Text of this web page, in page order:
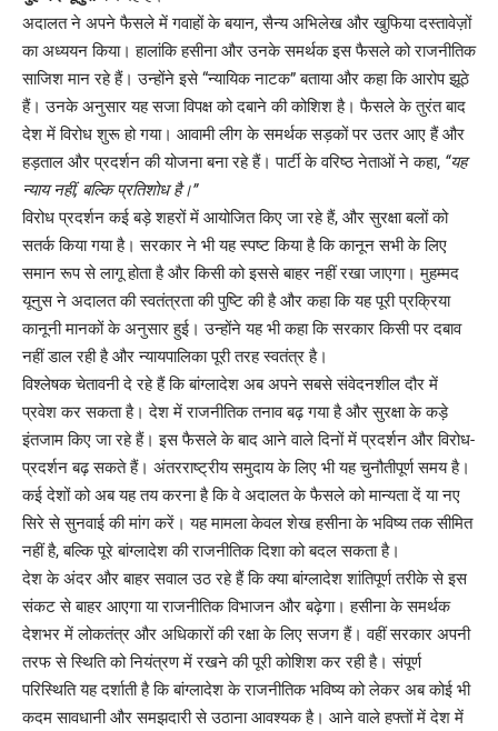
अदालत ने अपने फैसले में गवाहों के बयान, सैन्य अभिलेख और खुफिया दस्तावेज़ों
का अध्ययन किया। हालांकि हसीना और उनके समर्थक इस फैसले को राजनीतिक
साजिश मान रहे हैं। उन्होंने इसे “न्यायिक नाटक” बताया और कहा कि आरोप झूठे
हैं। उनके अनुसार यह सजा विपक्ष को दबाने की कोशिश है। फैसले के तुरंत बाद
देश में विरोध शुरू हो गया। आवामी लीग के समर्थक सड़कों पर उतर आए हैं और
हड़ताल और प्रदर्शन की योजना बना रहे हैं। पार्टी के वरिष्ठ नेताओं ने कहा, “यह
न्याय नहीं, बल्कि प्रतिशोध है।”
विरोध प्रदर्शन कई बड़े शहरों में आयोजित किए जा रहे हैं, और सुरक्षा बलों को
सतर्क किया गया है। सरकार ने भी यह स्पष्ट किया है कि कानून सभी के लिए
समान रूप से लागू होता है और किसी को इससे बाहर नहीं रखा जाएगा। मुहम्मद
यूनुस ने अदालत की स्वतंत्रता की पुष्टि की है और कहा कि यह पूरी प्रक्रिया
कानूनी मानकों के अनुसार हुई। उन्होंने यह भी कहा कि सरकार किसी पर दबाव
नहीं डाल रही है और न्यायपालिका पूरी तरह स्वतंत्र है।
विश्लेषक चेतावनी दे रहे हैं कि बांग्लादेश अब अपने सबसे संवेदनशील दौर में
प्रवेश कर सकता है। देश में राजनीतिक तनाव बढ़ गया है और सुरक्षा के कड़े
इंतजाम किए जा रहे हैं। इस फैसले के बाद आने वाले दिनों में प्रदर्शन और विरोध-
प्रदर्शन बढ़ सकते हैं। अंतरराष्ट्रीय समुदाय के लिए भी यह चुनौतीपूर्ण समय है।
कई देशों को अब यह तय करना है कि वे अदालत के फैसले को मान्यता दें या नए
सिरे से सुनवाई की मांग करें। यह मामला केवल शेख हसीना के भविष्य तक सीमित
नहीं है, बल्कि पूरे बांग्लादेश की राजनीतिक दिशा को बदल सकता है।
देश के अंदर और बाहर सवाल उठ रहे हैं कि क्या बांग्लादेश शांतिपूर्ण तरीके से इस
संकट से बाहर आएगा या राजनीतिक विभाजन और बढ़ेगा। हसीना के समर्थक
देशभर में लोकतंत्र और अधिकारों की रक्षा के लिए सजग हैं। वहीं सरकार अपनी
तरफ से स्थिति को नियंत्रण में रखने की पूरी कोशिश कर रही है। संपूर्ण
परिस्थिति यह दर्शाती है कि बांग्लादेश के राजनीतिक भविष्य को लेकर अब कोई भी
कदम सावधानी और समझदारी से उठाना आवश्यक है। आने वाले हफ्तों में देश में